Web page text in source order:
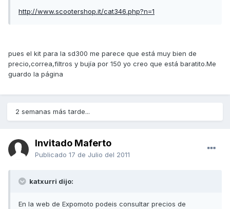
http://www.scootershop.it/cat346.php?n=1
pues el kit para la sd300 me parece que está muy bien de
precio,correa,filtros y bujía por 150 yo creo que está baratito.Me
guardo la página
2 semanas más tarde...
Invitado Maferto
Publicado 17 de Julio del 2011
katxurri dijo:
En la web de Expomoto podeis consultar precios de